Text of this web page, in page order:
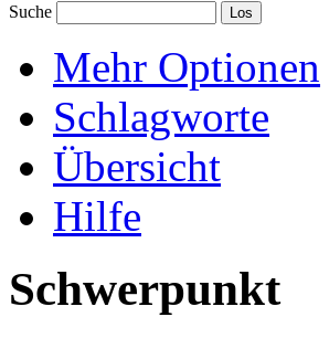
Suche
Mehr Optionen
Schlagworte
Übersicht
Hilfe
Schwerpunkt